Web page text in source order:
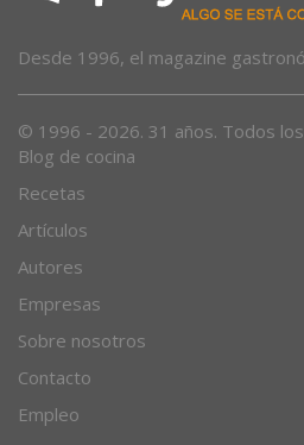
Desde 1996, el magazine
© 1996 - 2026. 31 años. Todos
Blog de cocina
Recetas
Artículos
Autores
Empresas
Sobre nosotros
Contacto
Empleo